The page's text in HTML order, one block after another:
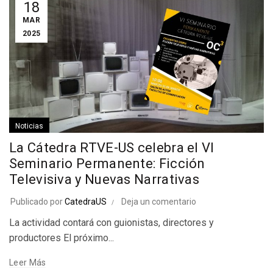
18
MAR
2025
Noticias
La Cátedra RTVE-US celebra el VI
Seminario Permanente: Ficción
Televisiva y Nuevas Narrativas
Publicado porCatedraUS Deja un comentario
La actividad contará con guionistas, directores y
productores El próximo...
Leer Más